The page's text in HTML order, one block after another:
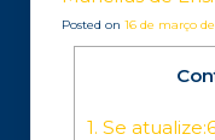
Posted on 16 de março
1. Se